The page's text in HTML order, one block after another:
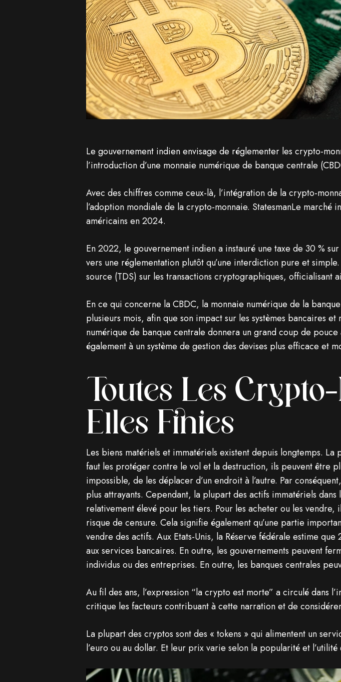
Le gouvernement indien envisage de réglementer les crypto-
l’introduction d’une monnaie numérique de banque centrale
Avec des chiffres comme ceux-là, l’intégration de la crypto-
l’adoption mondiale de la crypto-monnaie. StatesmanLe
américains en 2024.
En 2022, le gouvernement indien a instauré une taxe de 30 %
vers une réglementation plutôt qu’une interdiction pure et
source (TDS) sur les transactions cryptographiques, officialisant
En ce qui concerne la CBDC, la monnaie numérique de la
plusieurs mois, afin que son impact sur les systèmes bancaires
numérique de banque centrale donnera un grand coup de
également à un système de gestion des devises plus efficace et
Toutes Les
Elles Finies
Les biens matériels et immatériels existent depuis longtemps. La
faut les protéger contre le vol et la destruction, ils peuvent être
impossible, de les déplacer d’un endroit à l’autre. Par
plus attrayants. Cependant, la plupart des actifs immatériels
relativement élevé pour les tiers. Pour les acheter ou les
risque de censure. Cela signifie également qu’une partie
vendre des actifs. Aux Etats-Unis, la Réserve fédérale estime que
aux services bancaires. En outre, les gouvernements peuvent
individus ou des entreprises. En outre, les banques centrales
Au fil des ans, l’expression “la crypto est morte” a circulé dans
critique les facteurs contribuant à cette narration et de
La plupart des cryptos sont des « tokens » qui alimentent un
l’euro ou au dollar. Et leur prix varie selon la popularité et